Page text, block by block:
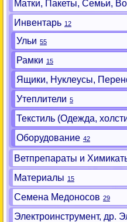
Матки, Пакеты, Семьи,
Инвентарь 12
Ульи 55
Рамки 15
Ящики, Нуклеусы,
Утеплители 5
Текстиль (Одежда,
Оборудование 42
Ветпрепараты и
Материалы 15
Семена Медоносов 29
Электроинструмент, др.